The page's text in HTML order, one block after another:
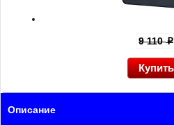
9 110p
Описание